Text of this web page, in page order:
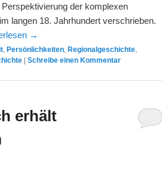
der komplexen
langen 18. Jahrhundert verschrieben.
→
,Persönlichkeiten ,Regionalgeschichte
|Schreibe einen Kommentar
erhält